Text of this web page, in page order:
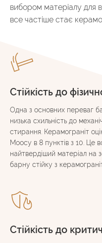
вибором матеріалу для
все частіше стає
Стійкість до
Одна з основних переваг
низька схильність до
стирання. Керамограніт
Моосу в 8 пунктів з 10. Це
найтвердіший матеріал на
барну стійку з
Стійкість до